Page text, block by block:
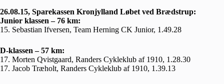
26.08.15, Sparekassen Kronjylland Løbet ved Brædstrup:
Junior klassen – 76 km:
15. Sebastian Ifversen, Team Herning CK Junior, 1.49.28
D-klassen – 57 km:
17. Morten Qvistgaard, Randers Cykleklub af 1910, 1.28.30
17. Jacob Træholt, Randers Cykleklub af 1910, 1.39.13